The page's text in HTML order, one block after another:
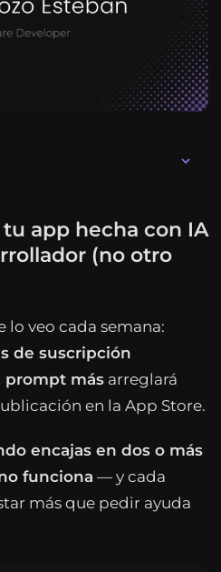
app hecha con IA
(no otro
lo veo cada semana:
de suscripción
prompt másarreglará
en la App Store.
encajas en dos o más
funciona — y cada
más que pedir ayuda